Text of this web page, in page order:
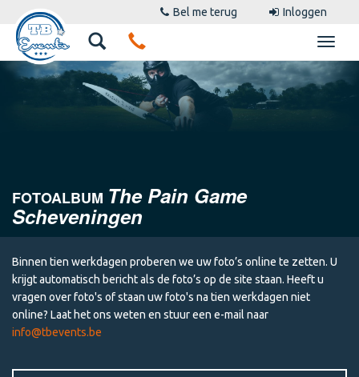
Bel me terug Inloggen
FOTOALBUM The Pain Game
Scheveningen
Binnen tien werkdagen proberen we uw foto’s online te zetten. U
krijgt automatisch bericht als de foto’s op de site staan. Heeft u
vragen over foto's of staan uw foto's na tien werkdagen niet
online? Laat het ons weten en stuur een e-mail naar
info@tbevents.be